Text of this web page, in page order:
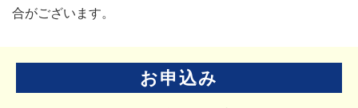
合がございます。
お申込み